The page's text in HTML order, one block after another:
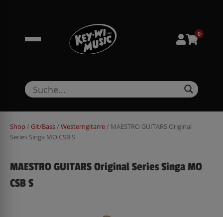
0
Shop/ Git/Bass/Westerngitarre/ MAESTRO GUITARS Original
Series Singa MO CSB S
MAESTRO GUITARS Original Series Singa MO
CSB S